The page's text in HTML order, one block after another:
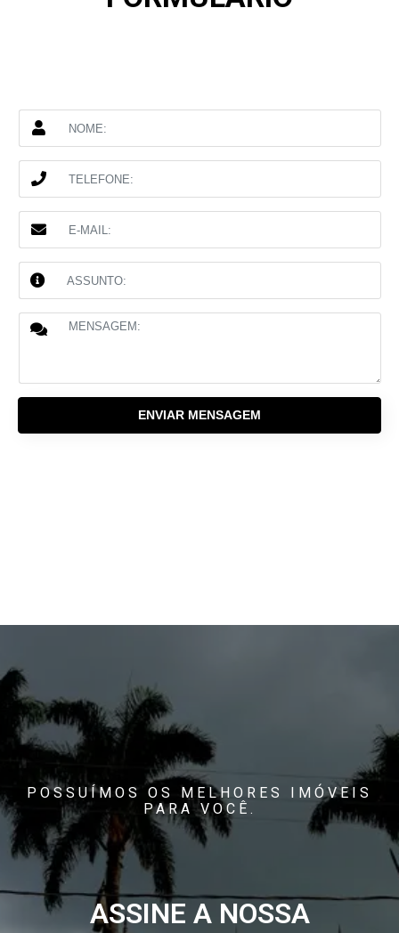
ENVIAR MENSAGEM
POSSUÍMOS OS MELHORES IMÓVEIS
PARA VOCÊ.
ASSINE A NOSSA